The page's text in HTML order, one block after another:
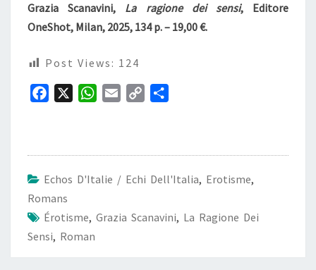
Grazia Scanavini, La ragione dei sensi, Editore
OneShot, Milan, 2025, 134 p. – 19,00 €.
Post Views: 124
o
o
k
W
A
p
i
k
g
r
Echos D'Italie / Echi Dell'Italia, Erotisme,
Romans
Érotisme, Grazia Scanavini, La Ragione Dei
Sensi, Roman